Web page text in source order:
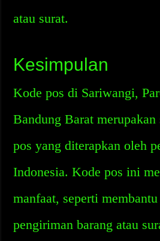
atau surat.
Kesimpulan
Kode pos di Sariwangi,
Bandung Barat merupakan
pos yang diterapkan oleh
Indonesia. Kode pos ini
manfaat, seperti membantu
pengiriman barang atau